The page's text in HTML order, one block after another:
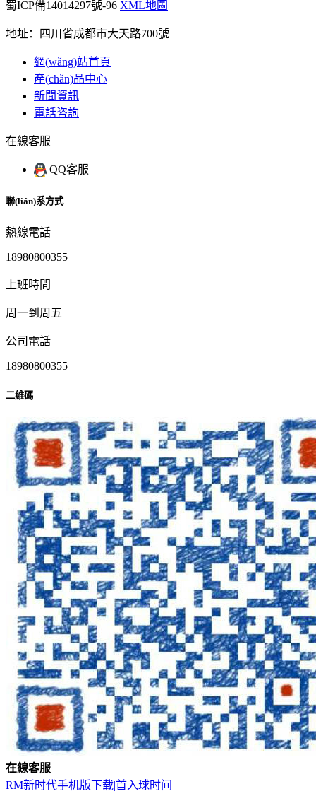
蜀ICP備14014297號-96 XML地圖
地址：四川省成都市大天路700號
網(wǎng)站首頁
產(chǎn)品中心
新聞資訊
電話咨詢
在線客服
QQ客服
聯(lián)系方式
熱線電話
18980800355
上班時間
周一到周五
公司電話
18980800355
二維碼
在線客服
RM新时代手机版下载|首入球时间